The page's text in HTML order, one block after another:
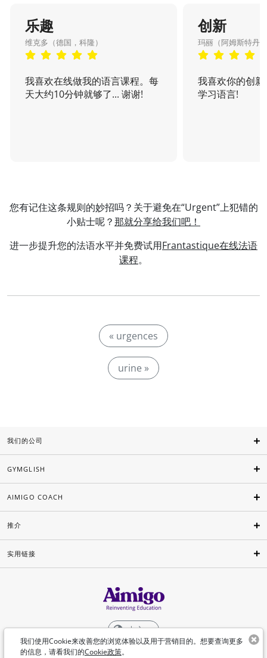
乐趣
维克多（德国，科隆）
我喜欢在线做我的语言课程。每
天大约10分钟就够了... 谢谢!
创新
玛丽（阿姆斯特丹
我喜欢你的创
学习语言!
您有记住这条规则的妙招吗？关于避免在“Urgent”上犯错的
小贴士呢？那就分享给我们吧！
进一步提升您的法语水平并免费试用Frantastique在线法语
课程。
« urgences
urine »
我们使用Cookie来改善您的浏览体验以及用于营销目的。想要查询更多
的信息，请看我们的Cookie政策。
我们的公司
GYMGLISH
AIMIGO COACH
推介
实用链接
中文
©Aimigo 2026